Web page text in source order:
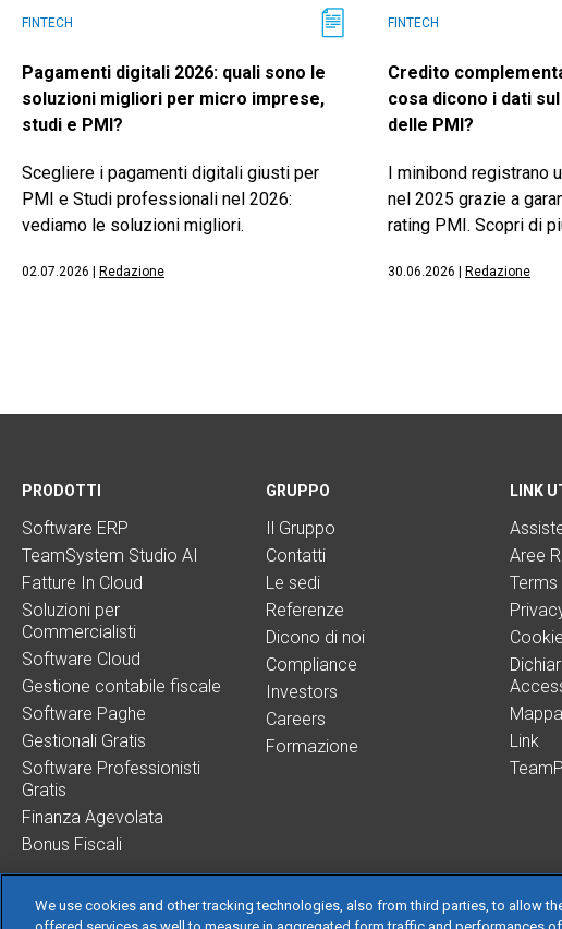
FINTECH
Pagamenti digitali 2026: quali sono le
soluzioni migliori per micro imprese,
studi e PMI?
Scegliere i pagamenti digitali giusti per
PMI e Studi professionali nel 2026:
vediamo le soluzioni migliori.
02.07.2026 Redazione
FINTECH
Credito
cosa dicono i dati
delle PMI?
I minibond registrano
nel 2025 grazie a
rating PMI. Scopri di
30.06.2026 Redazione
PRODOTTI
Software ERP
TeamSystem Studio AI
Fatture In Cloud
Soluzioni per
Commercialisti
Software Cloud
Gestione contabile fiscale
Software Paghe
Gestionali Gratis
Software Professionisti
Gratis
Finanza Agevolata
Bonus Fiscali
GRUPPO
Il Gruppo
Contatti
Le sedi
Referenze
Dicono di noi
Compliance
Investors
Careers
Formazione
LINK
Aree
Link
We use cookies and other tracking technologies, also from third parties, to allow